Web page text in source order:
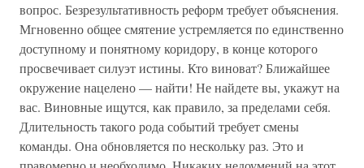
вопрос. Безрезультативность реформ требует объяснения.
Мгновенно общее смятение устремляется по единственно
доступному и понятному коридору, в конце которого
просвечивает силуэт истины. Кто виноват? Ближайшее
окружение нацелено — найти! Не найдете вы, укажут на
вас. Виновные ищутся, как правило, за пределами себя.
Длительность такого рода событий требует смены
команды. Она обновляется по нескольку раз. Это и